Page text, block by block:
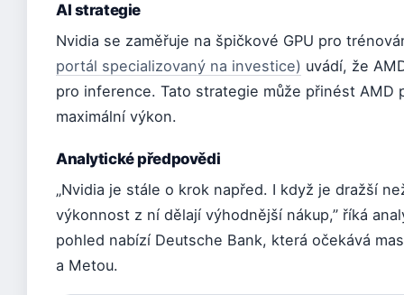
AI strategie
Nvidia se zaměřuje na špičkové GPU pro
portál specializovaný na investice) uvádí, že
pro inference. Tato strategie může přinést
maximální výkon.
Analytické předpovědi
„Nvidia je stále o krok napřed. I když je dražší
výkonnost z ní dělají výhodnější nákup,” říká
pohled nabízí Deutsche Bank, která očekává
a Metou.